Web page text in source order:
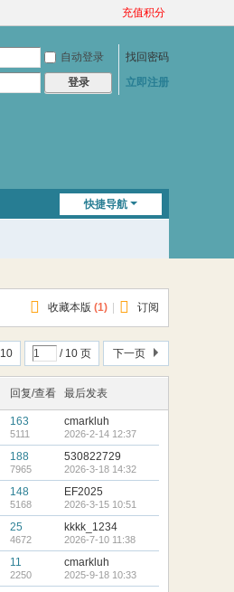
充值积分
自动登录
找回密码
登录 立即注册
快捷导航
收藏本版 (1) 订阅
10 / 10 页 下一页
回复/查看 最后发表
163
5111
cmarkluh
2026-2-14 12:37
188
7965
530822729
2026-3-18 14:32
148
5168
EF2025
2026-3-15 10:51
25
4672
kkkk_1234
2026-7-10 11:38
11
2250
cmarkluh
2025-9-18 10:33